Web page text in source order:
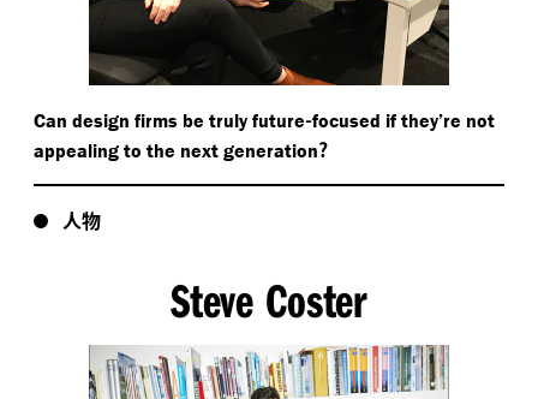
Can design firms be truly future-focused if they’re not
appealing to the next generation?
人物
Steve Coster